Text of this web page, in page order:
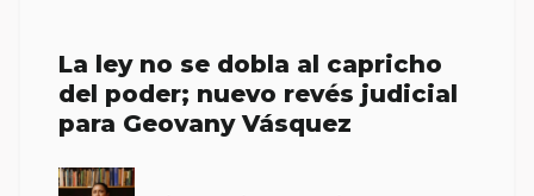
La ley no se dobla al capricho
del poder; nuevo revés judicial
para Geovany Vásquez